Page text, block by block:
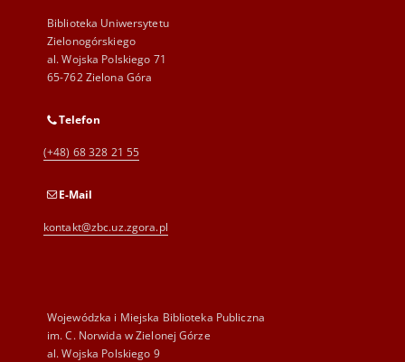
Biblioteka Uniwersytetu
Zielonogórskiego
al. Wojska Polskiego 71
65-762 Zielona Góra
Telefon
(+48) 68 328 21 55
E-Mail
kontakt@zbc.uz.zgora.pl
Wojewódzka i Miejska Biblioteka Publiczna
im. C. Norwida w Zielonej Górze
al. Wojska Polskiego 9